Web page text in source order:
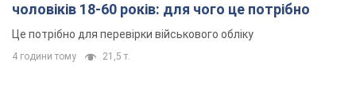
чоловіків 18-60 років: для чого це потрібно
Це потрібно для перевірки військового обліку
4 години тому 21,5 т.